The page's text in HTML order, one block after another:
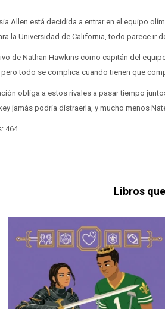
Allen está decidida a entrar en el equipo
la Universidad de California, todo parece ir
de Nathan Hawkins como capitán del
todo se complica cuando tienen que
obliga a estos rivales a pasar tiempo
jamás podría distraerla, y mucho menos
464
Libros